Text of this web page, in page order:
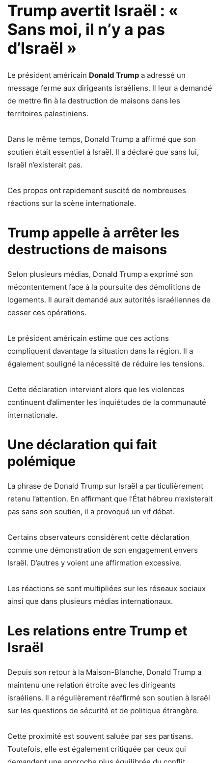
Trump avertit Israël : «
Sans moi, il n’y a pas
d’Israël »
Le président américain Donald Trump a adressé un
message ferme aux dirigeants israéliens. Il leur a demandé
de mettre fin à la destruction de maisons dans les
territoires palestiniens.
Dans le même temps, Donald Trump a affirmé que son
soutien était essentiel à Israël. Il a déclaré que sans lui,
Israël n’existerait pas.
Ces propos ont rapidement suscité de nombreuses
réactions sur la scène internationale.
Trump appelle à arrêter les
destructions de maisons
Selon plusieurs médias, Donald Trump a exprimé son
mécontentement face à la poursuite des démolitions de
logements. Il aurait demandé aux autorités israéliennes de
cesser ces opérations.
Le président américain estime que ces actions
compliquent davantage la situation dans la région. Il a
également souligné la nécessité de réduire les tensions.
Cette déclaration intervient alors que les violences
continuent d’alimenter les inquiétudes de la communauté
internationale.
Une déclaration qui fait
polémique
La phrase de Donald Trump sur Israël a particulièrement
retenu l’attention. En affirmant que l’État hébreu n’existerait
pas sans son soutien, il a provoqué un vif débat.
Certains observateurs considèrent cette déclaration
comme une démonstration de son engagement envers
Israël. D’autres y voient une affirmation excessive.
Les réactions se sont multipliées sur les réseaux sociaux
ainsi que dans plusieurs médias internationaux.
Les relations entre Trump et
Israël
Depuis son retour à la Maison-Blanche, Donald Trump a
maintenu une relation étroite avec les dirigeants
israéliens. Il a régulièrement réaffirmé son soutien à Israël
sur les questions de sécurité et de politique étrangère.
Cette proximité est souvent saluée par ses partisans.
Toutefois, elle est également critiquée par ceux qui